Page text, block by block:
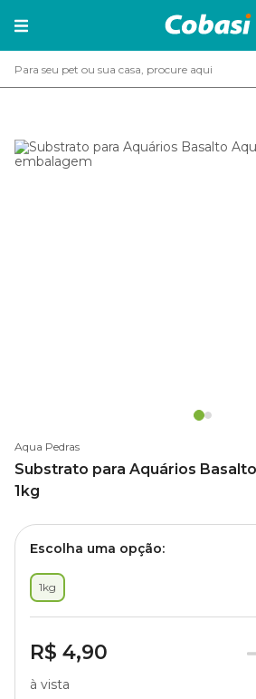
Aqua Pedras
Substrato para Aquários
1kg
Escolha uma opção:
1kg
R$ 4,90
à vista